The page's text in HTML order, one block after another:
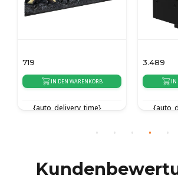
719
IN DEN WARENKORB
{auto_delivery_time}
3.489
IN